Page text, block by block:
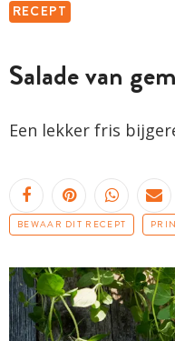
RECEPT
Salade van
Een lekker fris
BEWAAR DIT RECEPT